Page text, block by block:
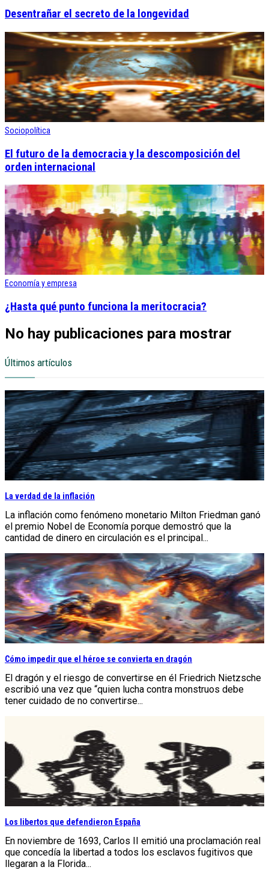
Desentrañar el secreto de la longevidad
Sociopolítica
El futuro de la democracia y la descomposición del
orden internacional
Economía y empresa
¿Hasta qué punto funciona la meritocracia?
No hay publicaciones para mostrar
Últimos artículos
La verdad de la inflación
La inflación como fenómeno monetario Milton Friedman ganó
el premio Nobel de Economía porque demostró que la
cantidad de dinero en circulación es el principal...
Cómo impedir que el héroe se convierta en dragón
El dragón y el riesgo de convertirse en él Friedrich Nietzsche
escribió una vez que “quien lucha contra monstruos debe
tener cuidado de no convertirse...
Los libertos que defendieron España
En noviembre de 1693, Carlos II emitió una proclamación real
que concedía la libertad a todos los esclavos fugitivos que
llegaran a la Florida...